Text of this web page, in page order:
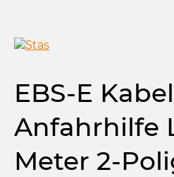
EBS-E
Anfahrhilfe
Meter 2-